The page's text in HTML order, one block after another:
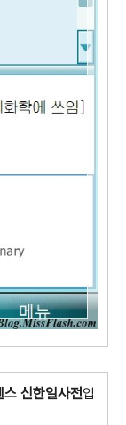
스 신한일사전입